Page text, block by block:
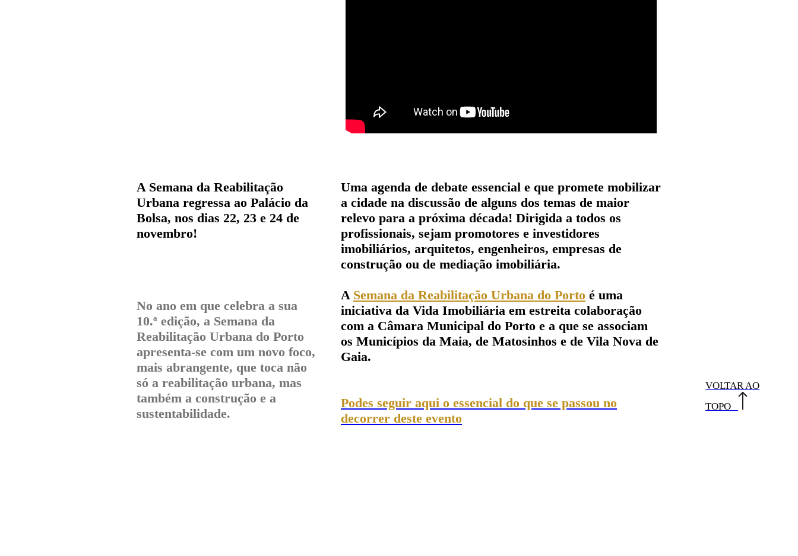
A Semana da Reabilitação
Urbana regressa ao Palácio da
Bolsa, nos dias 22, 23 e 24 de
novembro!
No ano em que celebra a sua
10.ª edição, a Semana da
Reabilitação Urbana do Porto
apresenta-se com um novo foco,
mais abrangente, que toca não
só a reabilitação urbana, mas
também a construção e a
sustentabilidade.
Uma agenda de debate essencial e que promete mobilizar
a cidade na discussão de alguns dos temas de maior
relevo para a próxima década! Dirigida a todos os
profissionais, sejam promotores e investidores
imobiliários, arquitetos, engenheiros, empresas de
construção ou de mediação imobiliária.
A Semana da Reabilitação Urbana do Porto é uma
iniciativa da Vida Imobiliária em estreita colaboração
com a Câmara Municipal do Porto e a que se associam
os Municípios da Maia, de Matosinhos e de Vila Nova de
Gaia.
Podes seguir aqui o essencial do que se passou no
decorrer deste evento
VOLTAR AO
TOPO